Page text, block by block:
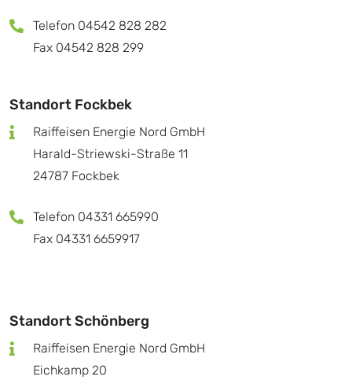
Telefon 04542 828 282
Fax 04542 828 299
Standort Fockbek
Raiffeisen Energie Nord GmbH
Harald-Striewski-Straße 11
24787 Fockbek
Telefon 04331 665990
Fax 04331 6659917
Standort Schönberg
Raiffeisen Energie Nord GmbH
Eichkamp 20